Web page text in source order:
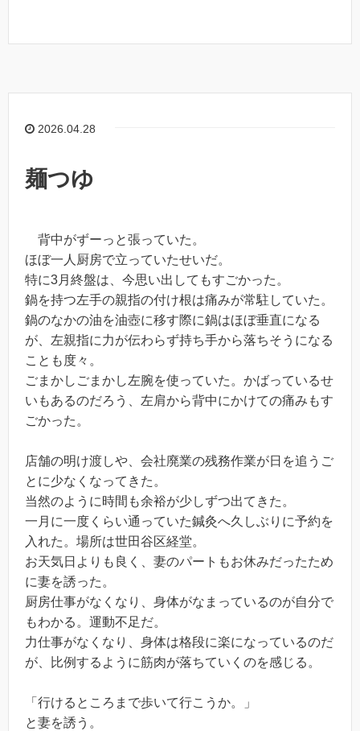
2026.04.28
麺つゆ
背中がずーっと張っていた。
ほぼ一人厨房で立っていたせいだ。
特に3月終盤は、今思い出してもすごかった。
鍋を持つ左手の親指の付け根は痛みが常駐していた。
鍋のなかの油を油壺に移す際に鍋はほぼ垂直になる
が、左親指に力が伝わらず持ち手から落ちそうになる
ことも度々。
ごまかしごまかし左腕を使っていた。かばっているせ
いもあるのだろう、左肩から背中にかけての痛みもす
ごかった。
店舗の明け渡しや、会社廃業の残務作業が日を追うご
とに少なくなってきた。
当然のように時間も余裕が少しずつ出てきた。
一月に一度くらい通っていた鍼灸へ久しぶりに予約を
入れた。場所は世田谷区経堂。
お天気日よりも良く、妻のパートもお休みだったため
に妻を誘った。
厨房仕事がなくなり、身体がなまっているのが自分で
もわかる。運動不足だ。
力仕事がなくなり、身体は格段に楽になっているのだ
が、比例するように筋肉が落ちていくのを感じる。
「行けるところまで歩いて行こうか。」
と妻を誘う。